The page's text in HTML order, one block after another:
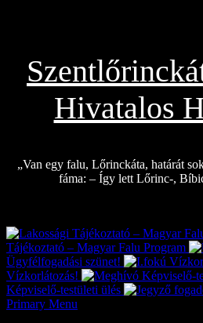
Hivatalos
„Van egy falu, Lőrinckáta, határát
fáma: – Így lett Lőrinc-,
Tájékoztató – Magyar Falu Program
Ügyfélfogadási szünet!
Vízkorlátozás!
Képviselő-testületi ülés
Primary Menu